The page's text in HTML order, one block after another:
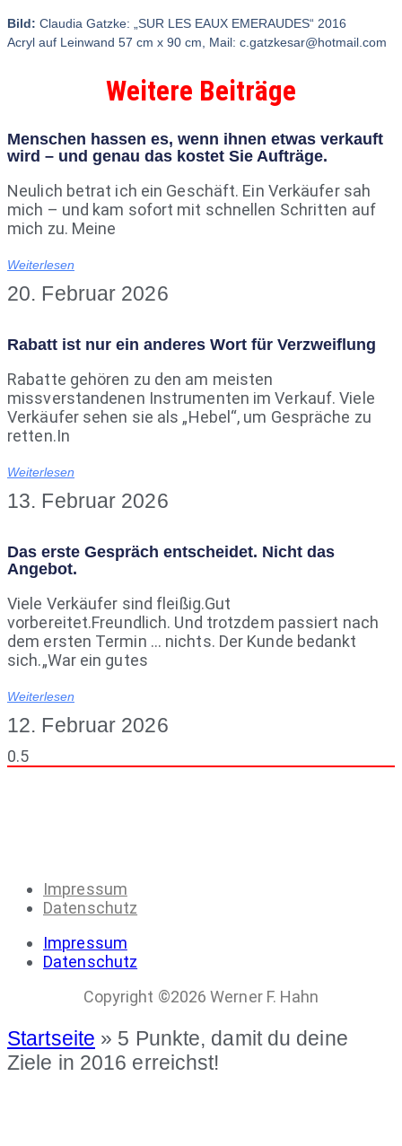
Bild: Claudia Gatzke: „SUR LES EAUX EMERAUDES“ 2016
Acryl auf Leinwand 57 cm x 90 cm, Mail: c.gatzkesar@hotmail.com
Weitere Beiträge
Menschen hassen es, wenn ihnen etwas verkauft
wird – und genau das kostet Sie Aufträge.
Neulich betrat ich ein Geschäft. Ein Verkäufer sah
mich – und kam sofort mit schnellen Schritten auf
mich zu. Meine
Weiterlesen
20. Februar 2026
Rabatt ist nur ein anderes Wort für Verzweiflung
Rabatte gehören zu den am meisten
missverstandenen Instrumenten im Verkauf. Viele
Verkäufer sehen sie als „Hebel“, um Gespräche zu
retten.In
Weiterlesen
13. Februar 2026
Das erste Gespräch entscheidet. Nicht das
Angebot.
Viele Verkäufer sind fleißig.Gut
vorbereitet.Freundlich. Und trotzdem passiert nach
dem ersten Termin … nichts. Der Kunde bedankt
sich.„War ein gutes
Weiterlesen
12. Februar 2026
Impressum
Datenschutz
Impressum
Datenschutz
Copyright ©2026 Werner F. Hahn
Startseite » 5 Punkte, damit du deine
Ziele in 2016 erreichst!